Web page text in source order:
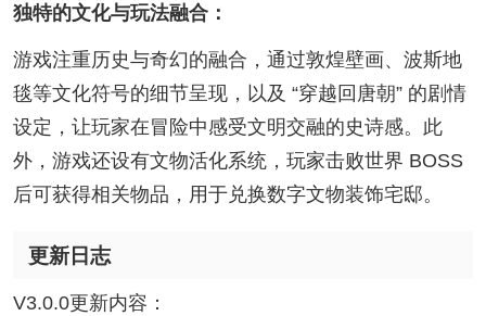
独特的文化与玩法融合：
游戏注重历史与奇幻的融合，通过敦煌壁画、波斯地
毯等文化符号的细节呈现，以及 “穿越回唐朝” 的剧情
设定，让玩家在冒险中感受文明交融的史诗感。此
外，游戏还设有文物活化系统，玩家击败世界 BOSS
后可获得相关物品，用于兑换数字文物装饰宅邸。
更新日志
V3.0.0更新内容：